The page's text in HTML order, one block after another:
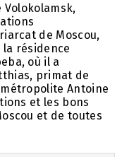
de Moscou,
la résidence
où il a
primat de
Antoine
et les bons
et de toutes